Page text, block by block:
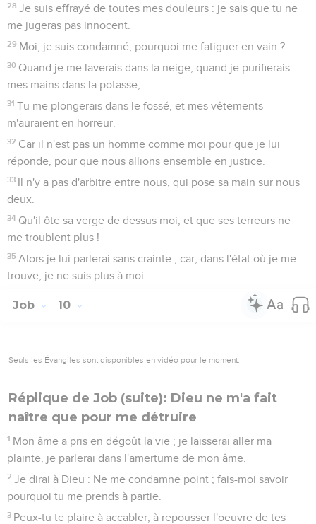
28 Je suis effrayé de toutes mes douleurs : je sais que tu ne
me jugeras pas innocent.
29 Moi, je suis condamné, pourquoi me fatiguer en vain ?
30 Quand je me laverais dans la neige, quand je purifierais
mes mains dans la potasse,
31 Tu me plongerais dans le fossé, et mes vêtements
m'auraient en horreur.
32 Car il n'est pas un homme comme moi pour que je lui
réponde, pour que nous allions ensemble en justice.
33 Il n'y a pas d'arbitre entre nous, qui pose sa main sur nous
deux.
34 Qu'il ôte sa verge de dessus moi, et que ses terreurs ne
me troublent plus !
35 Alors je lui parlerai sans crainte ; car, dans l'état où je me
trouve, je ne suis plus à moi.
Job 10
Seuls les Évangiles sont disponibles en vidéo pour le moment.
Réplique de Job (suite): Dieu ne m'a fait
naître que pour me détruire
1 Mon âme a pris en dégoût la vie ; je laisserai aller ma
plainte, je parlerai dans l'amertume de mon âme.
2 Je dirai à Dieu : Ne me condamne point ; fais-moi savoir
pourquoi tu me prends à partie.
3 Peux-tu te plaire à accabler, à repousser l'oeuvre de tes